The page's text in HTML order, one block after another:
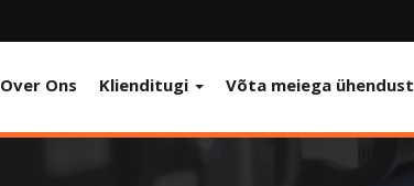
Over Ons Klienditugi Võta meiega ühendust